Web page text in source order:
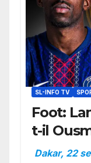
SL-INFO TV
Foot:
t-il
Ballon
Dakar, 22